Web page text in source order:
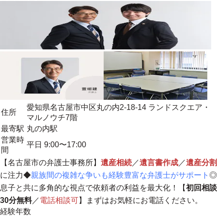
住所
愛知県名古屋市中区丸の内2-18-14 ランドスクエア・
マルノウチ7階
最寄駅 丸の内駅
営業時
間
平日 9:00〜17:00
【名古屋市の弁護士事務所】 遺産相続 ／遺言書作成 ／遺産分割
に注力◆親族間の複雑な争いも経験豊富な弁護士がサポート ◎
息子と共に多角的な視点で依頼者の利益を最大化！【初回相談
30分無料／電話相談可】まずはお気軽にお電話ください。
経験年数